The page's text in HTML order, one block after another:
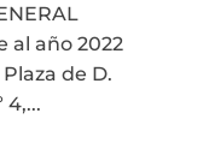
al año 2022
de D.
4,...